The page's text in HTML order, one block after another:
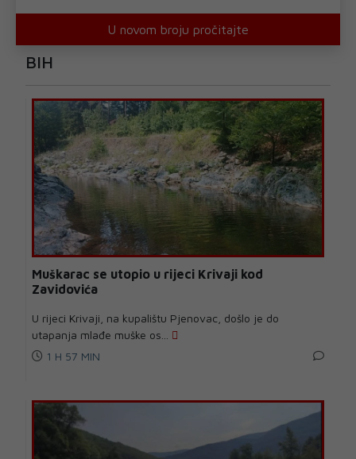
U novom broju pročitajte
BIH
Muškarac se utopio u rijeci Krivaji kod
Zavidovića
U rijeci Krivaji, na kupalištu Pjenovac, došlo je do
utapanja mlađe muške os...
1 H 57 MIN